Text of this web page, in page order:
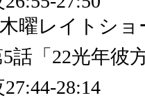
曜レイトショ
話「22光年彼
28:14